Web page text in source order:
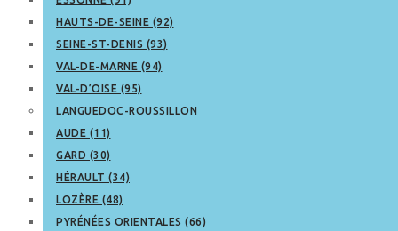
HAUTS-DE-SEINE (92)
SEINE-ST-DENIS (93)
VAL-DE-MARNE (94)
VAL-D’OISE (95)
LANGUEDOC-ROUSSILLON
AUDE (11)
GARD (30)
HÉRAULT (34)
LOZÈRE (48)
PYRÉNÉES ORIENTALES (66)